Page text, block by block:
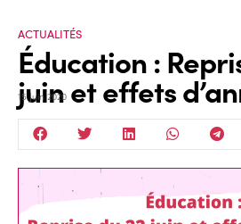
ACTUALITÉS
Éducation :
juin et effets
15 Juin 2020